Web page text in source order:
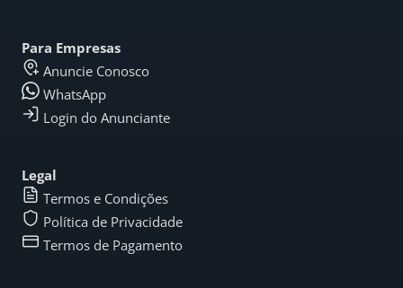
Para Empresas
Anuncie Conosco
WhatsApp
Login do Anunciante
Legal
Termos e Condições
Política de Privacidade
Termos de Pagamento